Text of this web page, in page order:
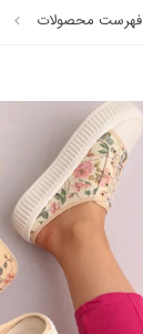
فهرست محصولات